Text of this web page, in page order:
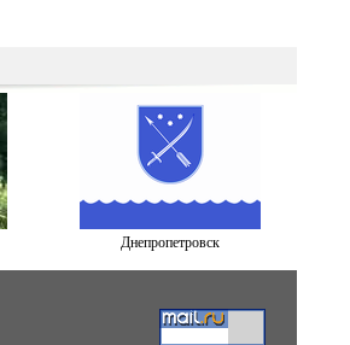
Днепропетровск